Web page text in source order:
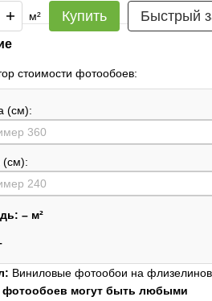
м² Купить Быстрый
стоимости фотообоев:
(см):
(см):
– м²
Виниловые фотообои на
фотообоев могут быть любыми